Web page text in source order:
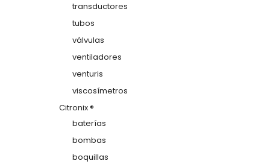
transductores
tubos
válvulas
ventiladores
venturis
viscosímetros
Citronix ®
baterías
bombas
boquillas